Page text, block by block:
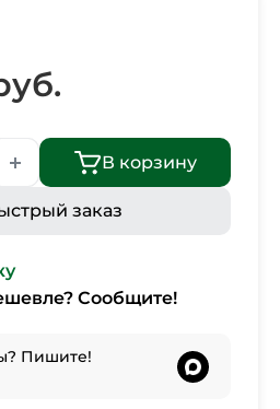
В корзину
заказ
Сообщите!
Пишите!